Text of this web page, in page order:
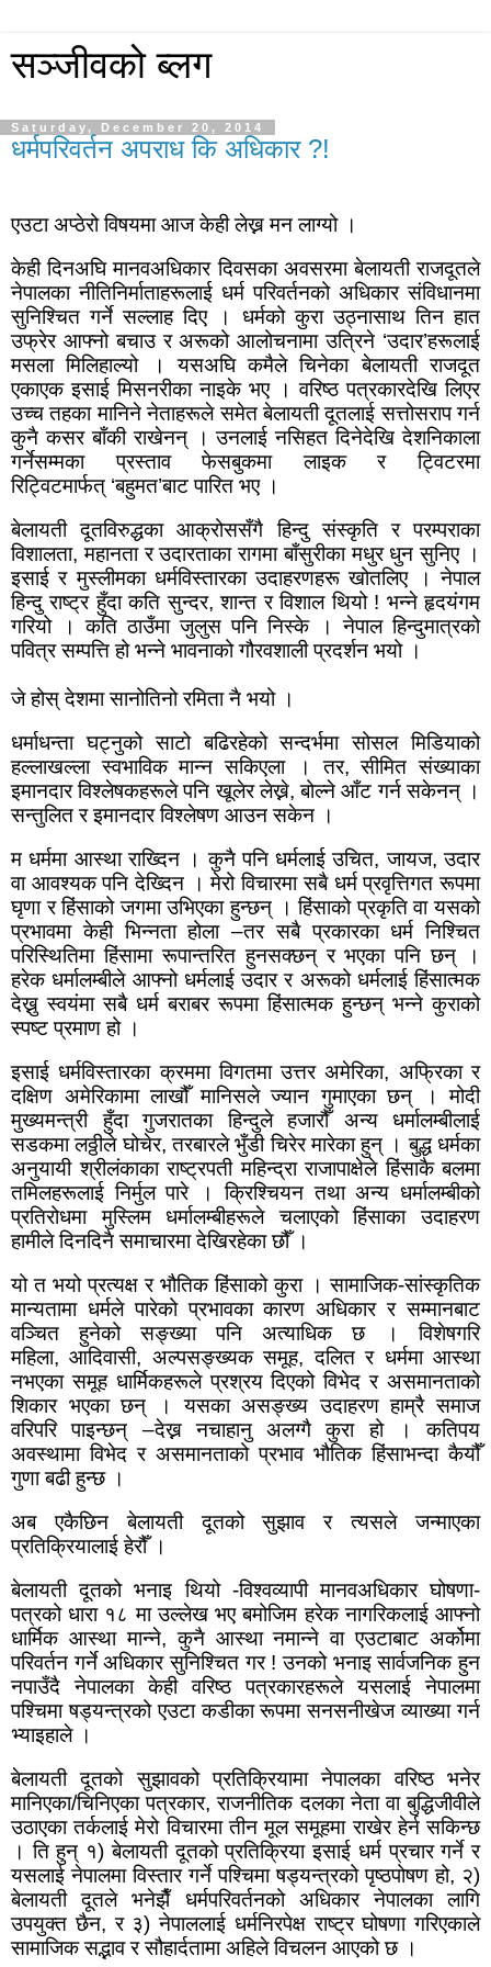
सञ्जीवको ब्लग
Saturday, December 20, 2014
धर्मपरिवर्तन अपराध कि अधिकार ?!
एउटा अप्ठेरो विषयमा आज केही लेख्न मन लाग्यो ।
केही दिनअघि मानवअधिकार दिवसका अवसरमा बेलायती राजदूतले
नेपालका नीतिनिर्माताहरूलाई धर्म परिवर्तनको अधिकार संविधानमा
सुनिश्चित गर्ने सल्लाह दिए । धर्मको कुरा उठ्नासाथ तिन हात
उफ्रेर आफ्नो बचाउ र अरूको आलोचनामा उत्रिने ‘उदार’हरूलाई
मसला मिलिहाल्यो । यसअघि कमैले चिनेका बेलायती राजदूत
एकाएक इसाई मिसनरीका नाइके भए । वरिष्ठ पत्रकारदेखि लिएर
उच्च तहका मानिने नेताहरूले समेत बेलायती दूतलाई सत्तोसराप गर्न
कुनै कसर बाँकी राखेनन् । उनलाई नसिहत दिनेदेखि देशनिकाला
गर्नेसम्मका प्रस्ताव फेसबुकमा लाइक र ट्विटरमा
रिट्विटमार्फत् ‘बहुमत’बाट पारित भए ।
बेलायती दूतविरुद्धका आक्रोससँगै हिन्दु संस्कृति र परम्पराका
विशालता,महानता र उदारताका रागमा बाँसुरीका मधुर धुन सुनिए ।
इसाई र मुस्लीमका धर्मविस्तारका उदाहरणहरू खोतलिए । नेपाल
हिन्दु राष्ट्र हुँदा कति सुन्दर,शान्त र विशाल थियो ! भन्ने हृदयंगम
गरियो । कति ठाउँमा जुलुस पनि निस्के । नेपाल हिन्दुमात्रको
पवित्र सम्पत्ति हो भन्ने भावनाको गौरवशाली प्रदर्शन भयो ।
जे होस् देशमा सानोतिनो रमिता नै भयो ।
धर्माधन्ता घट्नुको साटो बढिरहेको सन्दर्भमा सोसल मिडियाको
हल्लाखल्ला स्वभाविक मान्न सकिएला । तर, सीमित संख्याका
इमानदार विश्लेषकहरूले पनि खूलेर लेख्ने,बोल्ने आँट गर्न सकेनन् ।
सन्तुलित र इमानदार विश्लेषण आउन सकेन ।
म धर्ममा आस्था राख्दिन । कुनै पनि धर्मलाई उचित,जायज,उदार
वा आवश्यक पनि देख्दिन । मेरो विचारमा सबै धर्म प्रवृत्तिगत रूपमा
घृणा र हिंसाको जगमा उभिएका हुन्छन् । हिंसाको प्रकृति वा यसको
प्रभावमा केही भिन्नता होला–तर सबै प्रकारका धर्म निश्चित
परिस्थितिमा हिंसामा रूपान्तरित हुनसक्छन् र भएका पनि छन् ।
हरेक धर्मालम्बीले आफ्नो धर्मलाई उदार र अरूको धर्मलाई हिंसात्मक
देख्नु स्वयंमा सबै धर्म बराबर रूपमा हिंसात्मक हुन्छन् भन्ने कुराको
स्पष्ट प्रमाण हो ।
इसाई धर्मविस्तारका क्रममा विगतमा उत्तर अमेरिका, अफ्रिका र
दक्षिण अमेरिकामा लाखौँ मानिसले ज्यान गुमाएका छन् । मोदी
मुख्यमन्त्री हुँदा गुजरातका हिन्दुले हजारौँ अन्य धर्मालम्बीलाई
सडकमा लठ्ठीले घोचेर,तरबारले भुँडी चिरेर मारेका हुन् । बुद्ध धर्मका
अनुयायी श्रीलंकाका राष्ट्रपती महिन्द्रा राजापाक्षेले हिंसाकै बलमा
तमिलहरूलाई निर्मुल पारे । क्रिश्चियन तथा अन्य धर्मालम्बीको
प्रतिरोधमा मुस्लिम धर्मालम्बीहरूले चलाएको हिंसाका उदाहरण
हामीले दिनदिनै समाचारमा देखिरहेका छौँ ।
यो त भयो प्रत्यक्ष र भौतिक हिंसाको कुरा । सामाजिक-सांस्कृतिक
मान्यतामा धर्मले पारेको प्रभावका कारण अधिकार र सम्मानबाट
वञ्चित हुनेको सङ्ख्या पनि अत्याधिक छ । विशेषगरि
महिला,आदिवासी, अल्पसङ्ख्यक समूह,दलित र धर्ममा आस्था
नभएका समूह धार्मिकहरूले प्रश्रय दिएको विभेद र असमानताको
शिकार भएका छन् । यसका असङ्ख्य उदाहरण हाम्रै समाज
वरिपरि पाइन्छन् –देख्न नचाहानु अलग्गै कुरा हो । कतिपय
अवस्थामा विभेद र असमानताको प्रभाव भौतिक हिंसाभन्दा कैयौँ
गुणा बढी हुन्छ ।
अब एकैछिन बेलायती दूतको सुझाव र त्यसले जन्माएका
प्रतिक्रियालाई हेरौँ ।
बेलायती दूतको भनाइ थियो -विश्वव्यापी मानवअधिकार घोषणा-
पत्रको धारा १८ मा उल्लेख भए बमोजिम हरेक नागरिकलाई आफ्नो
धार्मिक आस्था मान्ने,कुनै आस्था नमान्ने वा एउटाबाट अर्कोमा
परिवर्तन गर्ने अधिकार सुनिश्चित गर ! उनको भनाइ सार्वजनिक हुन
नपाउँदै नेपालका केही वरिष्ठ पत्रकारहरूले यसलाई नेपालमा
पश्चिमा षड्यन्त्रको एउटा कडीका रूपमा सनसनीखेज व्याख्या गर्न
भ्याइहाले ।
बेलायती दूतको सुझावको प्रतिक्रियामा नेपालका वरिष्ठ भनेर
मानिएका/चिनिएका पत्रकार,राजनीतिक दलका नेता वा बुद्धिजीवीले
उठाएका तर्कलाई मेरो विचारमा तीन मूल समूहमा राखेर हेर्न सकिन्छ
। ति हुन् १) बेलायती दूतको प्रतिक्रिया इसाई धर्म प्रचार गर्ने र
यसलाई नेपालमा विस्तार गर्ने पश्चिमा षड्यन्त्रको पृष्ठपोषण हो, २)
बेलायती दूतले भनेझैँ धर्मपरिवर्तनको अधिकार नेपालका लागि
उपयुक्त छैन,र ३) नेपाललाई धर्मनिरपेक्ष राष्ट्र घोषणा गरिएकाले
सामाजिक सद्भाव र सौहार्दतामा अहिले विचलन आएको छ ।